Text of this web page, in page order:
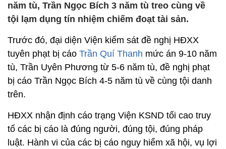
năm tù, Trần Ngọc Bích 3 năm tù treo cùng về
tội lạm dụng tín nhiệm chiếm đoạt tài sản.
Trước đó, đại diện Viện kiểm sát đề nghị HĐXX
tuyên phạt bị cáo Trần Quí Thanh mức án 9-10 năm
tù, Trần Uyên Phương từ 5-6 năm tù, đề nghị phạt
bị cáo Trần Ngọc Bích 4-5 năm tù về cùng tội danh
trên.
HĐXX nhận định cáo trạng Viện KSND tối cao truy
tố các bị cáo là đúng người, đúng tội, đúng pháp
luật. Hành vi của các bị cáo nguy hiểm xã hội, vụ lợi